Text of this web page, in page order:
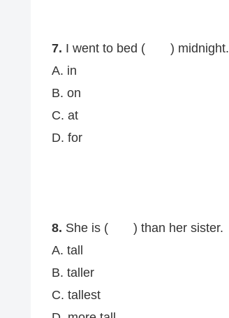
7. I went to bed ( ) midnight.
A. in
B. on
C. at
D. for
8. She is ( ) than her sister.
A. tall
B. taller
C. tallest